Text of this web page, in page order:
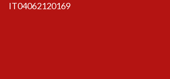
IT04062120169